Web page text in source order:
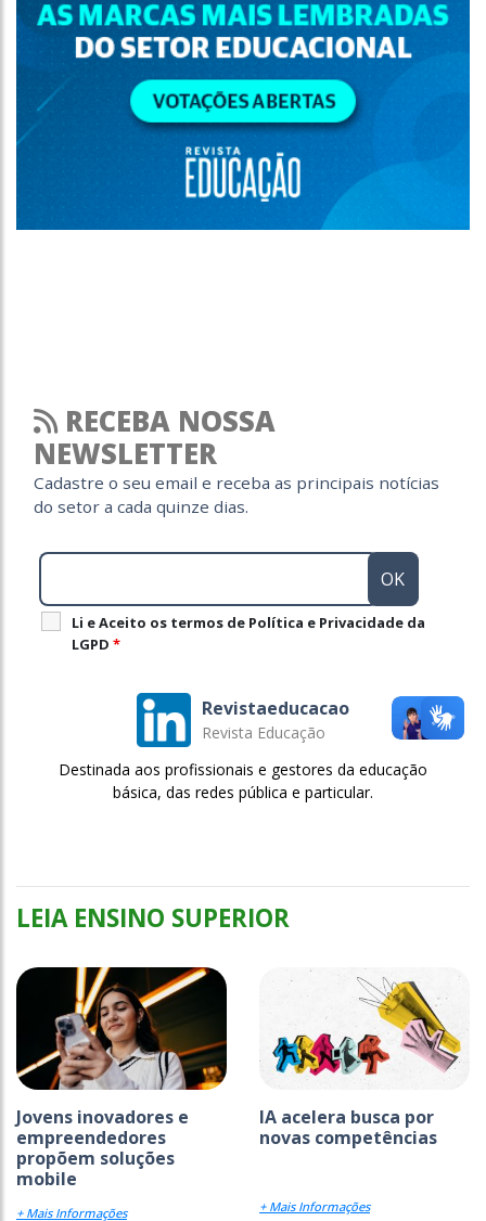
RECEBA NOSSA
NEWSLETTER
Cadastre o seu email e receba as principais notícias
do setor a cada quinze dias.
Li e Aceito os termos de Política e Privacidade da
LGPD *
Revistaeducacao
Revista Educação
Destinada aos profissionais e gestores da educação
básica, das redes pública e particular.
LEIA ENSINO SUPERIOR
Jovens inovadores e
empreendedores
propõem soluções
mobile
+ Mais Informações
IA acelera busca por
novas competências
+ Mais Informações